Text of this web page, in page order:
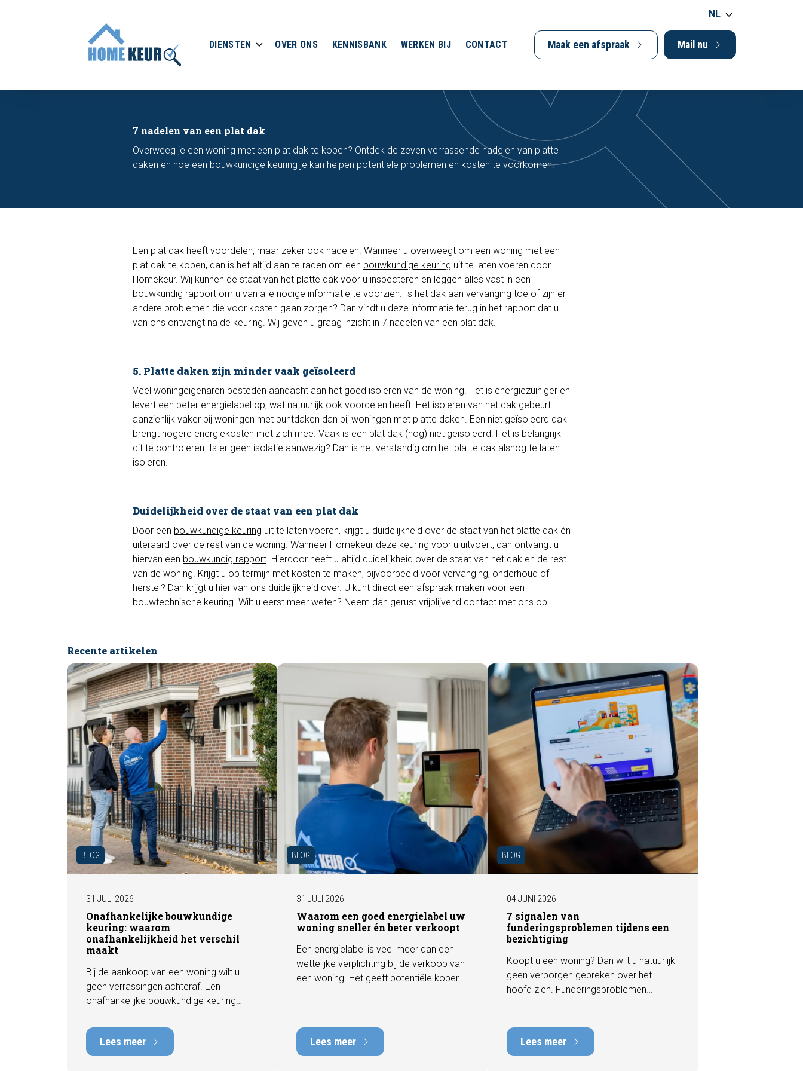
DIENSTEN OVER ONS KENNISBANK WERKEN BIJ CONTACT
NL
Maak een afspraak Mail nu
7 nadelen van een plat dak
Overweeg je een woning met een plat dak te kopen? Ontdek de zeven verrassende nadelen van platte
daken en hoe een bouwkundige keuring je kan helpen potentiële problemen en kosten te voorkomen.
Een plat dak heeft voordelen, maar zeker ook nadelen. Wanneer u overweegt om een woning met een
plat dak te kopen, dan is het altijd aan te raden om een bouwkundige keuring uit te laten voeren door
Homekeur. Wij kunnen de staat van het platte dak voor u inspecteren en leggen alles vast in een
bouwkundig rapport om u van alle nodige informatie te voorzien. Is het dak aan vervanging toe of zijn er
andere problemen die voor kosten gaan zorgen? Dan vindt u deze informatie terug in het rapport dat u
van ons ontvangt na de keuring. Wij geven u graag inzicht in 7 nadelen van een plat dak.
5. Platte daken zijn minder vaak geïsoleerd
Veel woningeigenaren besteden aandacht aan het goed isoleren van de woning. Het is energiezuiniger en
levert een beter energielabel op, wat natuurlijk ook voordelen heeft. Het isoleren van het dak gebeurt
aanzienlijk vaker bij woningen met puntdaken dan bij woningen met platte daken. Een niet geïsoleerd dak
brengt hogere energiekosten met zich mee. Vaak is een plat dak (nog) niet geïsoleerd. Het is belangrijk
dit te controleren. Is er geen isolatie aanwezig? Dan is het verstandig om het platte dak alsnog te laten
isoleren.
Duidelijkheid over de staat van een plat dak
Door een bouwkundige keuring uit te laten voeren, krijgt u duidelijkheid over de staat van het platte dak én
uiteraard over de rest van de woning. Wanneer Homekeur deze keuring voor u uitvoert, dan ontvangt u
hiervan een bouwkundig rapport. Hierdoor heeft u altijd duidelijkheid over de staat van het dak en de rest
van de woning. Krijgt u op termijn met kosten te maken, bijvoorbeeld voor vervanging, onderhoud of
herstel? Dan krijgt u hier van ons duidelijkheid over. U kunt direct een afspraak maken voor een
bouwtechnische keuring. Wilt u eerst meer weten? Neem dan gerust vrijblijvend contact met ons op.
Recente artikelen
BLOG
31 JULI 2026
Onafhankelijke bouwkundige
keuring: waarom
onafhankelijkheid het verschil
maakt
Bij de aankoop van een woning wilt u
geen verrassingen achteraf. Een
onafhankelijke bouwkundige keuring
technische staat van de woning, inclusief
eventuele gebreken, onderhoudspunten
en te verwachten herstelkosten. In deze
Lees meer
BLOG
31 JULI 2026
Waarom een goed energielabel uw
woning sneller én beter verkoopt
Een energielabel is veel meer dan een
wettelijke verplichting bij de verkoop van
een woning. Het geeft potentiële kopers
waarde. In deze blog leggen we uit
waarom een actueel energielabel
Lees meer
BLOG
04 JUNI 2026
7 signalen van
funderingsproblemen tijdens een
bezichtiging
Koopt u een woning? Dan wilt u natuurlijk
geen verborgen gebreken over het
hoofd zien. Funderingsproblemen
met herstelkosten die kunnen oplopen
tot tienduizenden euro's. Gelukkig zijn er
Lees meer